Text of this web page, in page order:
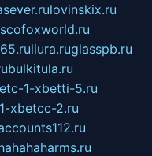
lovinskix.ru
liura.ruglasspb.ru
bulkitula.ru
1-xbetti-5.ru
xbetcc-2.ru